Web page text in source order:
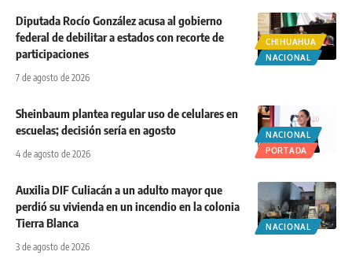
CHIHUAHUA
NACIONAL
Diputada Rocío González acusa al gobierno
federal de debilitar a estados con recorte de
participaciones
7 de agosto de 2026
NACIONAL
PORTADA
Sheinbaum plantea regular uso de celulares en
escuelas; decisión sería en agosto
4 de agosto de 2026
NACIONAL
Auxilia DIF Culiacán a un adulto mayor que
perdió su vivienda en un incendio en la colonia
Tierra Blanca
3 de agosto de 2026